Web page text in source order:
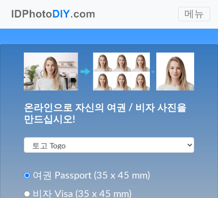
메뉴
온라인으로 자신의 여권 / 비자 사진을
만드십시오!
여권 Passport (35 x 45 mm)
비자 Visa (35 x 45 mm)